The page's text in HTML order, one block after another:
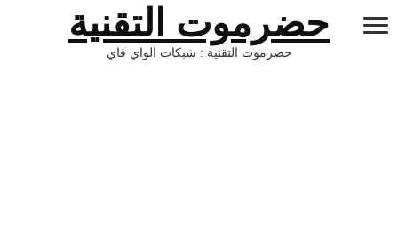
حضرموت التقنية
حضرموت التقنية : شبكات الواي فاي